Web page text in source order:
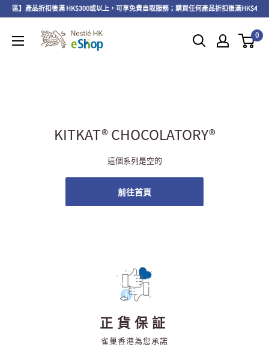
專區】產品折扣後滿 HK$300或以上，可享免費自取服務；購買任何產品折扣後滿HK$450
0
KITKAT® CHOCOLATORY®
這個系列是空的
前往首頁
正貨保証
雀巢香港為您承諾